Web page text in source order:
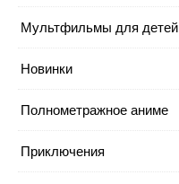
Мультфильмы для детей
Новинки
Полнометражное аниме
Приключения